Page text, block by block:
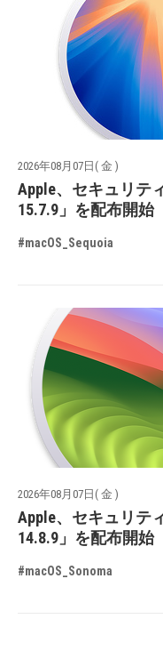
2026年08月07日( 金 )
Apple、セキュリテ
15.7.9」を配布開始
#macOS_Sequoia
2026年08月07日( 金 )
Apple、セキュリテ
14.8.9」を配布開始
#macOS_Sonoma